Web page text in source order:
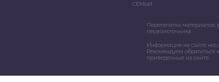
СЕМЬИ
Перепечатка материалов
первоисточника
Информация на сайте
Рекомендуем обратиться
приведенные на сайте.